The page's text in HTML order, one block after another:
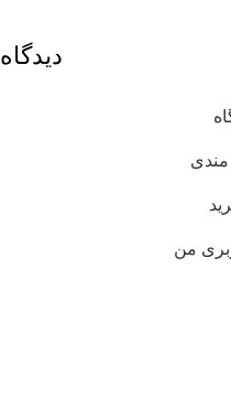
دیدگاه
مندی
من